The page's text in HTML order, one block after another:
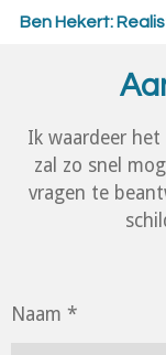
Ga
hoofdinhoud
Ben Hekert:
Ik waardeer
zal zo snel
vragen te
Naam *